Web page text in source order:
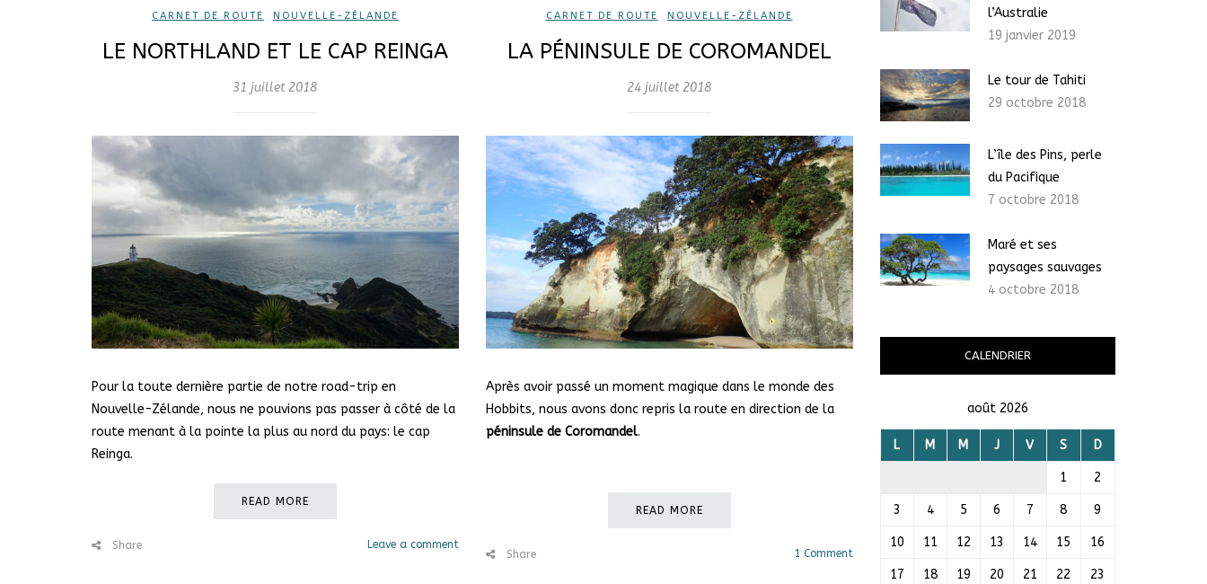
CARNET DE ROUTE NOUVELLE-ZÉLANDE
LE NORTHLAND ET LE CAP REINGA
31 juillet 2018
Pour la toute dernière partie de notre road-trip en
Nouvelle-Zélande, nous ne pouvions pas passer à côté de la
route menant à la pointe la plus au nord du pays: le cap
Reinga.
READ MORE
Leave a comment
Share
CARNET DE ROUTE NOUVELLE-ZÉLANDE
LA PÉNINSULE DE COROMANDEL
24 juillet 2018
Après avoir passé un moment magique dans le monde des
Hobbits, nous avons donc repris la route en direction de la
péninsule de Coromandel.
READ MORE
1 Comment
Share
l’Australie
19 janvier 2019
Le tour de Tahiti
29 octobre 2018
L’île des Pins, perle
du Pacifique
7 octobre 2018
Maré et ses
paysages sauvages
4 octobre 2018
CALENDRIER
août 2026
L M M J V S D
1 2
3 4 5 6 7 8 9
10 11 12 13 14 15 16
17 18 19 20 21 22 23